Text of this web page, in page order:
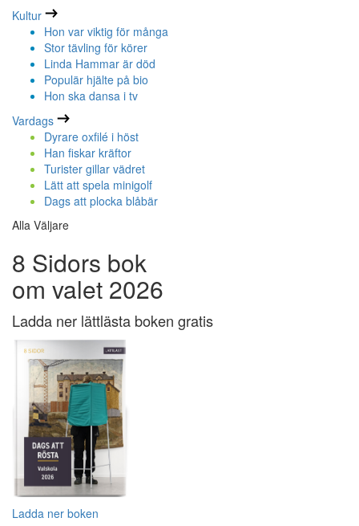
Kultur
Hon var viktig för många
Stor tävling för körer
Linda Hammar är död
Populär hjälte på bio
Hon ska dansa i tv
Vardags
Dyrare oxfilé i höst
Han fiskar kräftor
Turister gillar vädret
Lätt att spela minigolf
Dags att plocka blåbär
Alla Väljare
8 Sidors bok
om valet 2026
Ladda ner lättlästa boken gratis
Ladda ner boken